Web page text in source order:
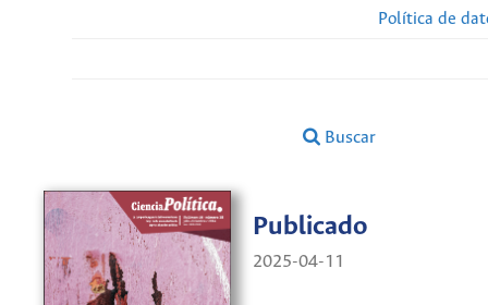
Política de
Buscar
Publicado
2025-04-11